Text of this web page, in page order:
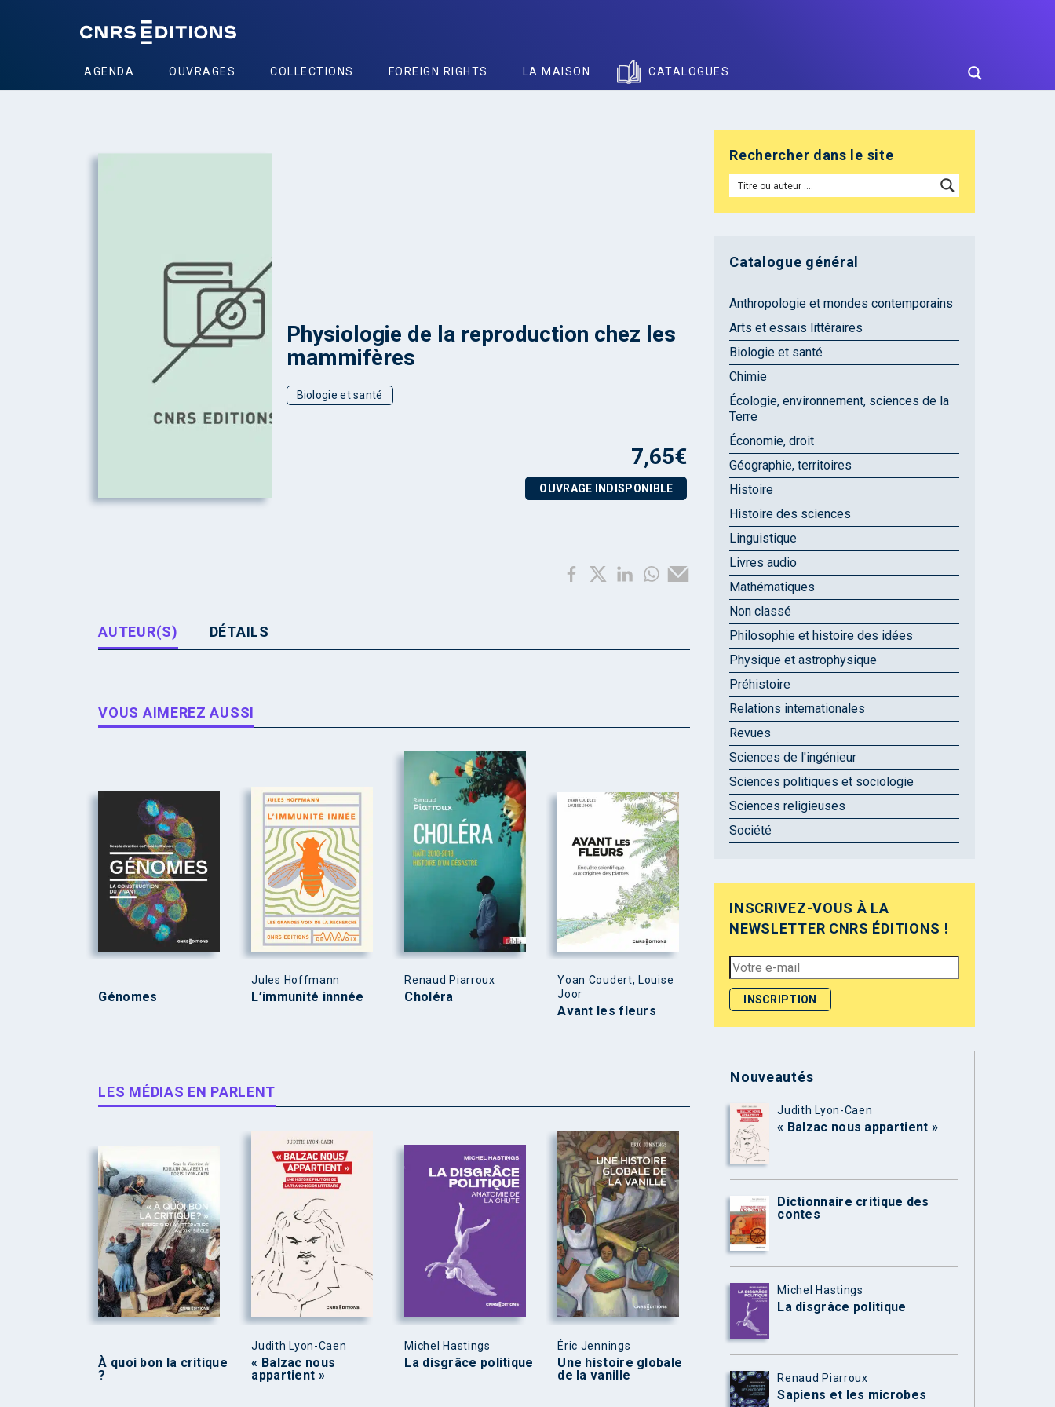
AGENDA OUVRAGES COLLECTIONS FOREIGN RIGHTS LA MAISON CATALOGUES
Physiologie de la reproduction chez les
mammifères
Biologie et santé
7,65€
OUVRAGE INDISPONIBLE
AUTEUR(S) DÉTAILS
VOUS AIMEREZ AUSSI
Génomes
Jules Hoffmann
L’immunité innnée
Renaud Piarroux
Choléra
Yoan Coudert, Louise
Joor
Avant les fleurs
LES MÉDIAS EN PARLENT
À quoi bon la critique
?
Judith Lyon-Caen
« Balzac nous
appartient »
Michel Hastings
La disgrâce politique
Éric Jennings
Une histoire globale
de la vanille
Rechercher dans le site
Catalogue général
Anthropologie et mondes contemporains
Arts et essais littéraires
Biologie et santé
Chimie
Écologie, environnement, sciences de la
Terre
Économie, droit
Géographie, territoires
Histoire
Histoire des sciences
Linguistique
Livres audio
Mathématiques
Non classé
Philosophie et histoire des idées
Physique et astrophysique
Préhistoire
Relations internationales
Revues
Sciences de l'ingénieur
Sciences politiques et sociologie
Sciences religieuses
Société
INSCRIVEZ-VOUS À LA
NEWSLETTER CNRS ÉDITIONS !
Nouveautés
Judith Lyon-Caen
« Balzac nous appartient »
Dictionnaire critique des
contes
Michel Hastings
La disgrâce politique
Renaud Piarroux
Sapiens et les microbes